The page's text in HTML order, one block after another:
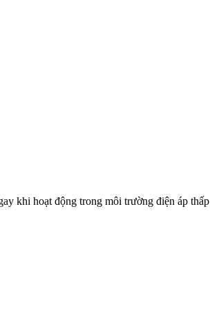
khi hoạt động trong môi trường điện áp thấp